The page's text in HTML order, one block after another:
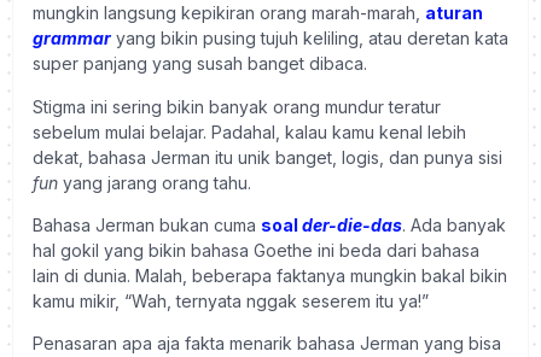
mungkin langsung kepikiran orang marah-marah, aturan
grammar yang bikin pusing tujuh keliling, atau deretan kata
super panjang yang susah banget dibaca.
Stigma ini sering bikin banyak orang mundur teratur
sebelum mulai belajar. Padahal, kalau kamu kenal lebih
dekat, bahasa Jerman itu unik banget, logis, dan punya sisi
fun yang jarang orang tahu.
Bahasa Jerman bukan cuma soal der-die-das. Ada banyak
hal gokil yang bikin bahasa Goethe ini beda dari bahasa
lain di dunia. Malah, beberapa faktanya mungkin bakal bikin
kamu mikir, “Wah, ternyata nggak seserem itu ya!”
Penasaran apa aja fakta menarik bahasa Jerman yang bisa